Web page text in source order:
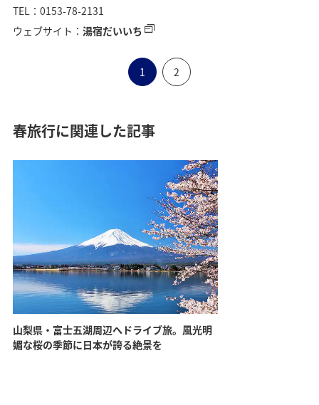
TEL：0153-78-2131
ウェブサイト： 湯宿だいいち
1 2
春旅行に関連した記事
山梨県・富士五湖周辺へドライブ旅。風光明
媚な桜の季節に日本が誇る絶景を